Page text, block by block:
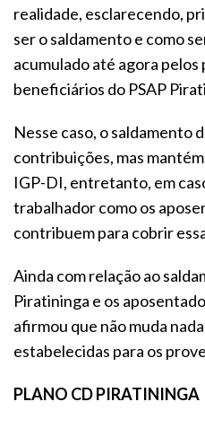
realidade, esclarecendo,
ser o saldamento e como
acumulado até agora
beneficiários do PSAP
Nesse caso, o saldamento
contribuições, mas
IGP-DI, entretanto, em
trabalhador como os
contribuem para cobrir
Ainda com relação ao
Piratininga e os
afirmou que não muda
estabelecidas para os
PLANO CD PIRATININGA